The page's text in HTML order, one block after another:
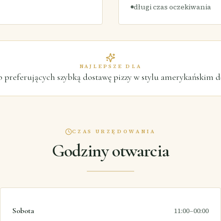
długi czas oczekiwania
NAJLEPSZE DLA
preferujących szybką dostawę pizzy w stylu amerykańskim
CZAS URZĘDOWANIA
Godziny otwarcia
Sobota 11:00–00:00